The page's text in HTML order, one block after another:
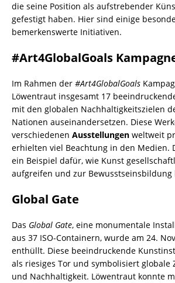
die seine Position als aufstrebender
gefestigt haben. Hier sind einige
bemerkenswerte Initiativen.
#Art4GlobalGoals
Im Rahmen der #Art4GlobalGoals
Löwentraut insgesamt 17
mit den globalen Nachhaltigkeitszielen
Nationen auseinandersetzen. Diese
verschiedenen Ausstellungen weltweit
erhielten viel Beachtung in den Medien.
ein Beispiel dafür, wie Kunst
aufgreifen und zur Bewusstseinsbildung
Global Gate
Das Global Gate, eine monumentale
aus 37 ISO-Containern, wurde am 24.
enthüllt. Diese beeindruckende
als riesiges Tor und symbolisiert globale
und Nachhaltigkeit. Löwentraut konnte